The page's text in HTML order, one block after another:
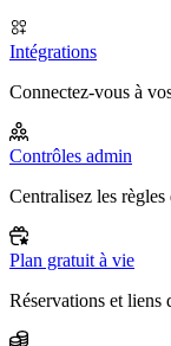
Intégrations
Connectez-vous à
Contrôles admin
Centralisez les
Plan gratuit à vie
Réservations et